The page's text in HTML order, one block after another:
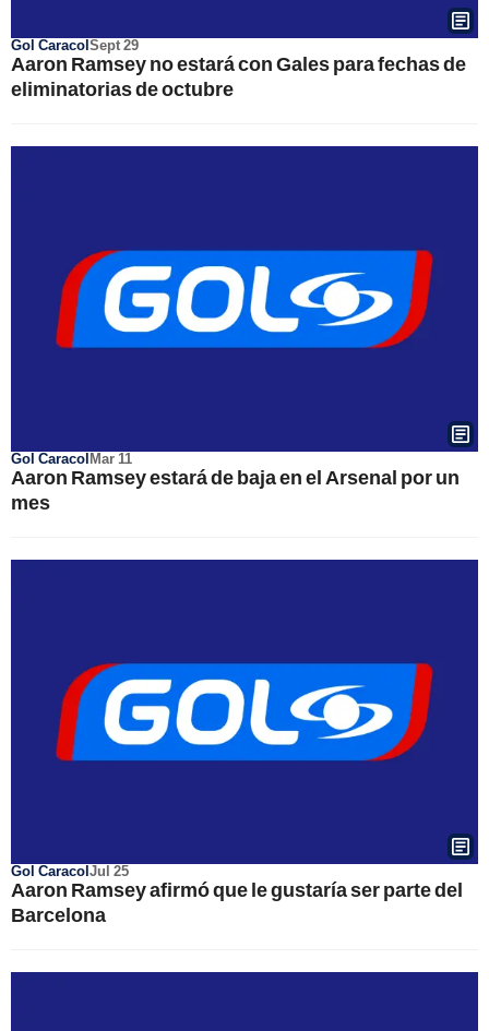
Gol CaracolSept 29
Aaron Ramsey no estará con Gales para fechas de
eliminatorias de octubre
Gol CaracolMar 11
Aaron Ramsey estará de baja en el Arsenal por un
mes
Gol CaracolJul 25
Aaron Ramsey afirmó que le gustaría ser parte del
Barcelona